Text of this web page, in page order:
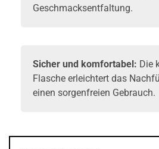
Geschmacksentfaltung.
Sicher und komfortabel: Die
Flasche erleichtert das
einen sorgenfreien Gebrauch.